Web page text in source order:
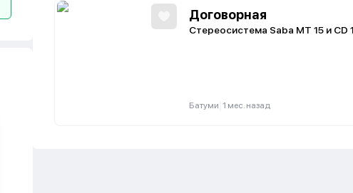
Договорная
Стереосистема Saba MT 15 и CD
Батуми 1 мес. назад